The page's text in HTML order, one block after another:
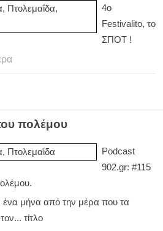
4ο
Festivalito, το
ΣΠΟΤ !
πολέμου
Podcast
902.gr: #115
ένα μήνα από την μέρα που τα
τίτλο